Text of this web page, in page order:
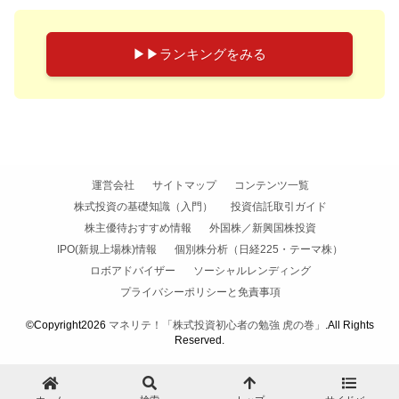
▶︎▶︎ランキングをみる
運営会社 サイトマップ
コンテンツ一覧
株式投資の基礎知識（入門）
投資信託取引ガイド
株主優待おすすめ情報
外国株／新興国株投資
IPO(新規上場株)情報
個別株分析（日経225・テーマ株）
ロボアドバイザー
ソーシャルレンディング
プライバシーポリシーと免責事項
©Copyright2026 マネリテ！「株式投資初心者の勉強 虎の巻」
.All Rights
Reserved.